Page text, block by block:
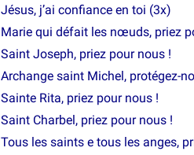
Jésus, j’ai confiance en toi (3x)
Marie qui défait les nœuds, priez
Saint Joseph, priez pour nous !
Archange saint Michel, protégez-
Sainte Rita, priez pour nous !
Saint Charbel, priez pour nous !
Tous les saints e tous les anges,